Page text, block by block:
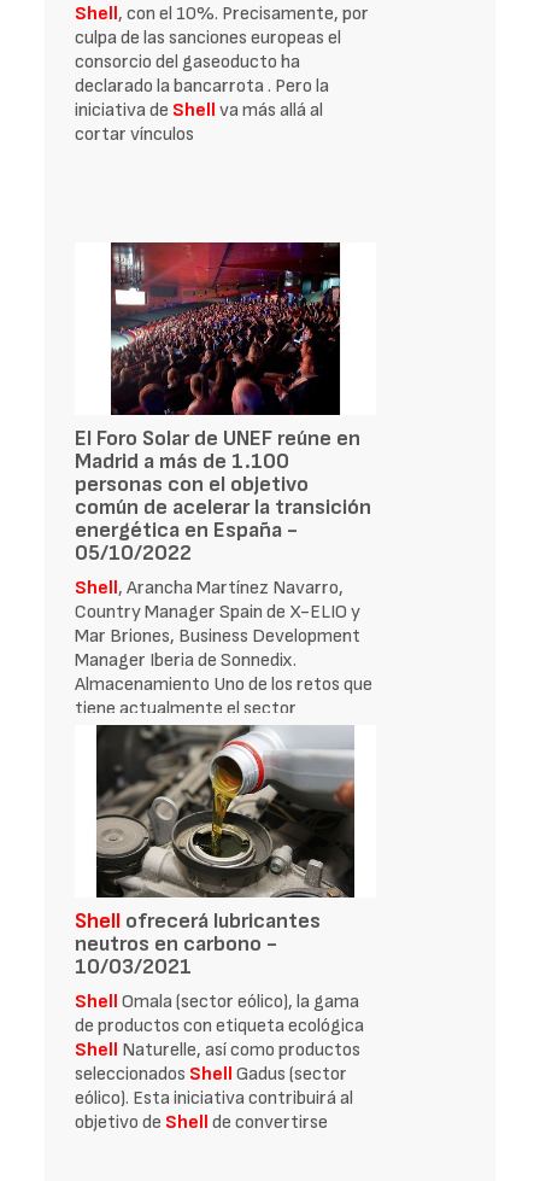
Shell, con el 10%. Precisamente, por
culpa de las sanciones europeas el
consorcio del gaseoducto ha
declarado la bancarrota . Pero la
iniciativa de Shell va más allá al
cortar vínculos
El Foro Solar de UNEF reúne en
Madrid a más de 1.100
personas con el objetivo
común de acelerar la transición
energética en España -
05/10/2022
Shell, Arancha Martínez Navarro,
Country Manager Spain de X-ELIO y
Mar Briones, Business Development
Manager Iberia de Sonnedix.
Almacenamiento Uno de los retos que
tiene actualmente el sector
fotovoltaico
Shell ofrecerá lubricantes
neutros en carbono -
10/03/2021
Shell Omala (sector eólico), la gama
de productos con etiqueta ecológica
Shell Naturelle, así como productos
seleccionados Shell Gadus (sector
eólico). Esta iniciativa contribuirá al
objetivo de Shell de convertirse